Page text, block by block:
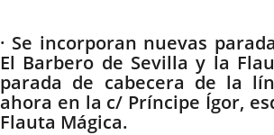
Descripción
· Se incorporan nuevas
El Barbero de Sevilla y la
parada de cabecera de la
ahora en la c/ Príncipe Ígor,
Flauta Mágica.